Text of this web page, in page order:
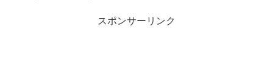
スポンサーリンク